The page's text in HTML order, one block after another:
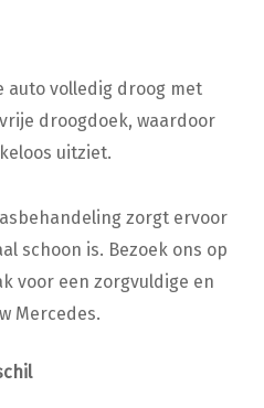
auto volledig droog met
droogdoek, waardoor
uitziet.
zorgt ervoor
schoon is. Bezoek ons op
voor een zorgvuldige en
Mercedes.